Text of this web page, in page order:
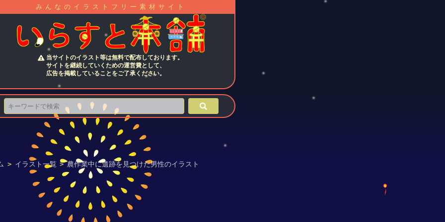
みんなのイラストフリー素材サイト
当サイトのイラスト等は無料で配布しております。
サイトを継続していくための運営費として、
広告を掲載していることをご了承ください。
> イラスト一覧 > 農作業中に遺跡を見つけた男性のイラスト